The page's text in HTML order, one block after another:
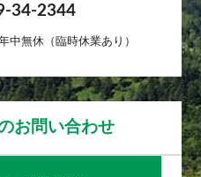
34-2344
中無休（臨時休業あり）
お問い合わせ